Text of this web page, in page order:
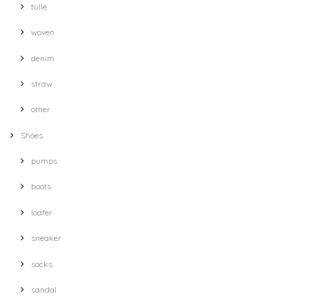
tulle
woven
denim
straw
other
Shoes
pumps
boots
loafer
sneaker
socks
sandal